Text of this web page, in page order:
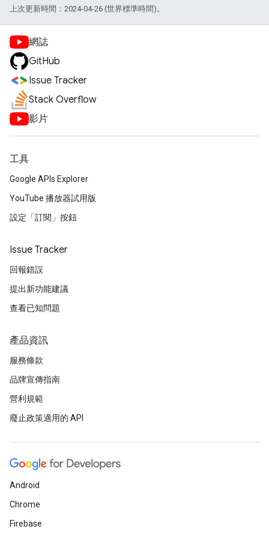
上次更新時間：2024-04-26 (世界標準時間)。
網誌
GitHub
Issue Tracker
Stack Overflow
影片
工具
Google APIs Explorer
YouTube 播放器試用版
設定「訂閱」按鈕
Issue Tracker
回報錯誤
提出新功能建議
查看已知問題
產品資訊
服務條款
品牌宣傳指南
營利規範
廢止政策適用的 API
Android
Chrome
Firebase